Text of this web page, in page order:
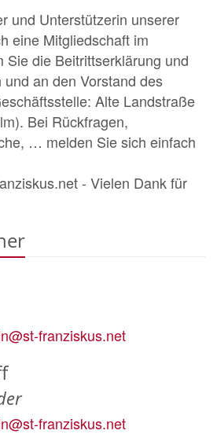
und Unterstützerin unserer
eine Mitgliedschaft im
Sie die Beitrittserklärung und
an den Vorstand des
Alte Landstraße
Bei Rückfragen,
… melden Sie sich einfach
- Vielen Dank für
franziskus.net
franziskus.net